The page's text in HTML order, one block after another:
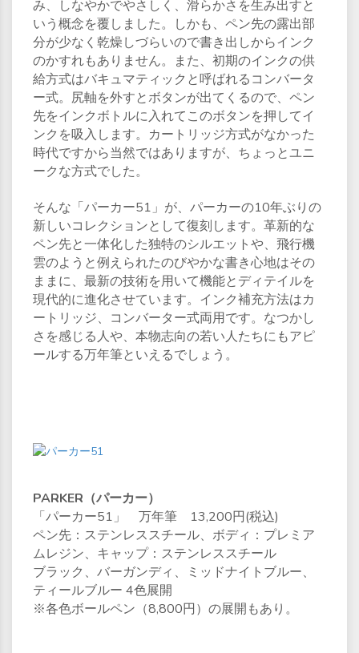
み、しなやかでやさしく、滑らかさを生み出すと
いう概念を覆しました。しかも、ペン先の露出部
分が少なく乾燥しづらいので書き出しからインク
のかすれもありません。また、初期のインクの供
給方式はバキュマティックと呼ばれるコンバータ
ー式。尻軸を外すとボタンが出てくるので、ペン
先をインクボトルに入れてこのボタンを押してイ
ンクを吸入します。カートリッジ方式がなかった
時代ですから当然ではありますが、ちょっとユニ
ークな方式でした。
そんな「パーカー51」が、パーカーの10年ぶりの
新しいコレクションとして復刻します。革新的な
ペン先と一体化した独特のシルエットや、飛行機
雲のようと例えられたのびやかな書き心地はその
ままに、最新の技術を用いて機能とディテイルを
現代的に進化させています。インク補充方法はカ
ートリッジ、コンバーター式両用です。なつかし
さを感じる人や、本物志向の若い人たちにもアピ
ールする万年筆といえるでしょう。
PARKER（パーカー）
「パーカー51」 万年筆 13,200円(税込)
ペン先：ステンレススチール、ボディ：プレミア
ムレジン、キャップ：ステンレススチール
ブラック、バーガンディ、ミッドナイトブルー、
ティールブルー 4色展開
※各色ボールペン（8,800円）の展開もあり。